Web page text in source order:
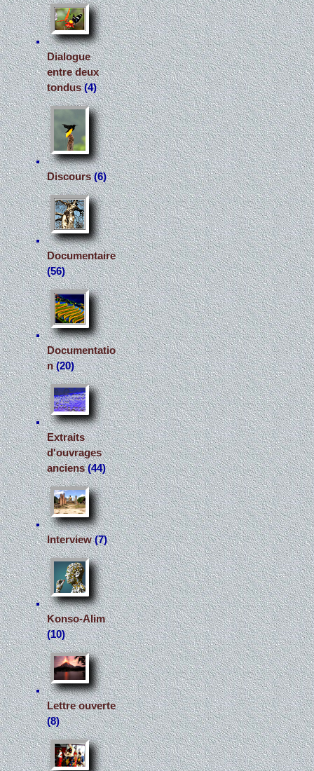
Dialogue
entre deux
tondus(4)
Discours(6)
Documentaire
(56)
Documentatio
n(20)
Extraits
d'ouvrages
anciens(44)
Interview(7)
Konso-Alim
(10)
Lettre ouverte
(8)